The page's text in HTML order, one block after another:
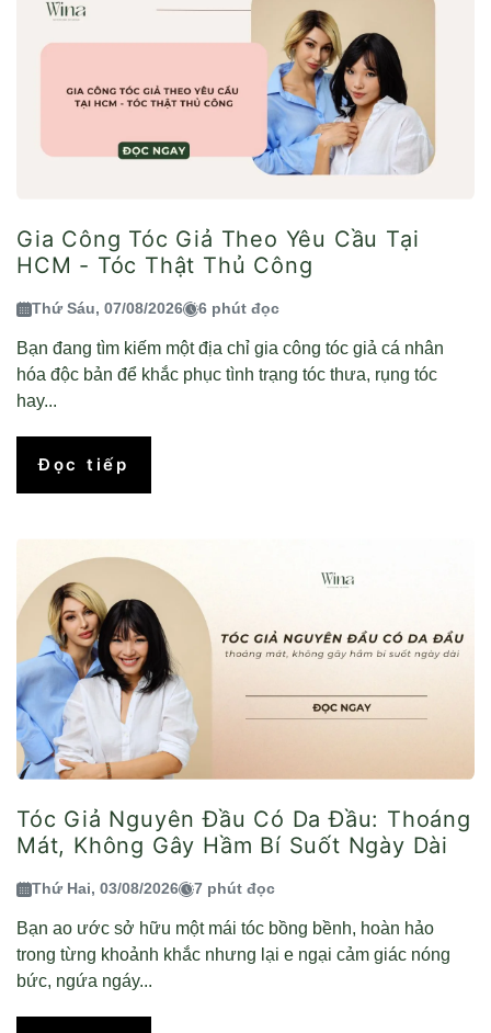
Gia Công Tóc Giả Theo Yêu Cầu Tại
HCM - Tóc Thật Thủ Công
Thứ Sáu, 07/08/2026 6 phút đọc
Bạn đang tìm kiếm một địa chỉ gia công tóc giả cá nhân
hóa độc bản để khắc phục tình trạng tóc thưa, rụng tóc
hay...
Đọc tiếp
Tóc Giả Nguyên Đầu Có Da Đầu: Thoáng
Mát, Không Gây Hầm Bí Suốt Ngày Dài
Thứ Hai, 03/08/2026 7 phút đọc
Bạn ao ước sở hữu một mái tóc bồng bềnh, hoàn hảo
trong từng khoảnh khắc nhưng lại e ngại cảm giác nóng
bức, ngứa ngáy...